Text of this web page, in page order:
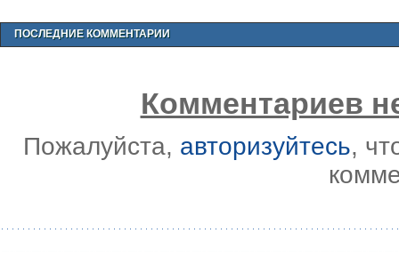
ПОСЛЕДНИЕ КОММЕНТАРИИ
Комментариев
Пожалуйста, авторизуйтесь,